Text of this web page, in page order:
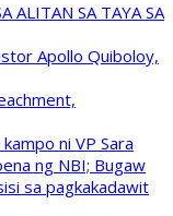
ALITAN SA TAYA SA
Apollo Quiboloy,
ni VP Sara
ng NBI; Bugaw
sa pagkakadawit